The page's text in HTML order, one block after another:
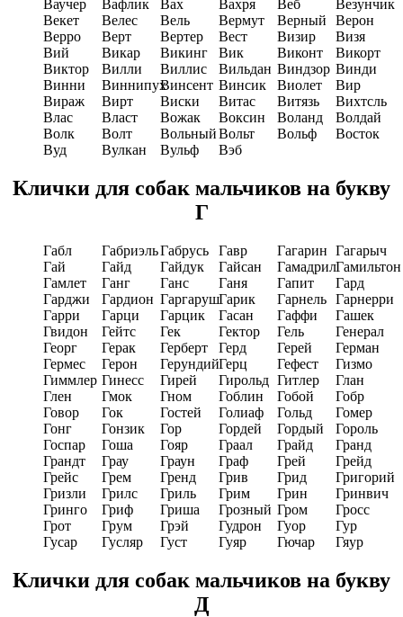
Ваучер
Вафлик Вах Вахря Веб
Везунчик
Векет
Велес Вель Вермут Верный
Верон
Верро
Верт Вертер Вест Визир
Визя
Вий
Викар Викинг Вик Виконт
Викорт
Виктор
Вилли Виллис Вильдан Виндзор Винди
Винни
ВиннипухВинсент Винсик Виолет
Вир
Вираж
Вирт Виски Витас Витязь
Вихтсль
Влас
Власт Вожак Воксин Воланд
Волдай
Волк
Волт ВольныйВольт Вольф
Восток
Вуд
Вулкан Вульф Вэб
Клички для собак мальчиков на букву
Г
Габл ГабриэльГабрусь Гавр Гагарин
Гагарыч
Гай
Гайд Гайдук Гайсан ГамадрилГамильтон
Гамлет
Ганг Ганс Ганя Гапит
Гард
Гарджи
Гардион ГаргарушГарик Гарнель
Гарнерри
Гарри
Гарци Гарцик Гасан Гаффи
Гашек
Гвидон
Гейтс Гек Гектор Гель
Генерал
Георг
Герак Герберт Герд Герей
Герман
Гермес
Герон ГерундийГерц Гефест
Гизмо
Гиммлер Гинесс Гирей Гирольд Гитлер
Глан
Глен
Гмок Гном Гоблин Гобой
Гобр
Говор
Гок Гостей Голиаф Гольд
Гомер
Гонг
Гонзик Гор Гордей Гордый
Гороль
Госпар
Гоша Гояр Граал Грайд
Гранд
Грандт
Грау Граун Граф Грей
Грейд
Грейс
Грем Гренд Грив Грид
Григорий
Гризли
Грилс Гриль Грим Грин
Гринвич
Гринго
Гриф Гриша Грозный Гром
Гросс
Грот
Грум Грэй Гудрон Гуор
Гур
Гусар
Гусляр Густ Гуяр Гючар Гяур
Клички для собак мальчиков на букву
Д